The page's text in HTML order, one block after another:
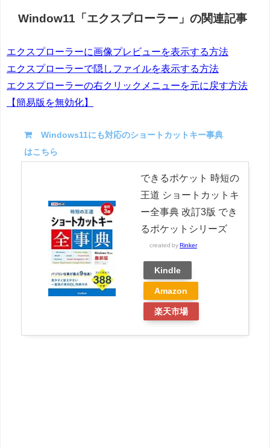
Window11「エクスプローラー」の関連記事
エクスプローラーに画像プレビューを表示する方法
エクスプローラーで隠しファイルを表示する方法
エクスプローラーの右クリックメニューを元に戻す方法
【簡易版を無効化】
Windows11にも対応のショートカットキー事典
はこちら
できるポケット 時短の
王道 ショートカットキ
ー全事典 改訂3版 でき
るポケットシリーズ
created by Rinker
Kindle
Amazon
楽天市場